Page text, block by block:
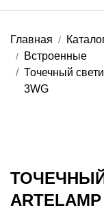
Главная
Встроенные
Точечный
3WG